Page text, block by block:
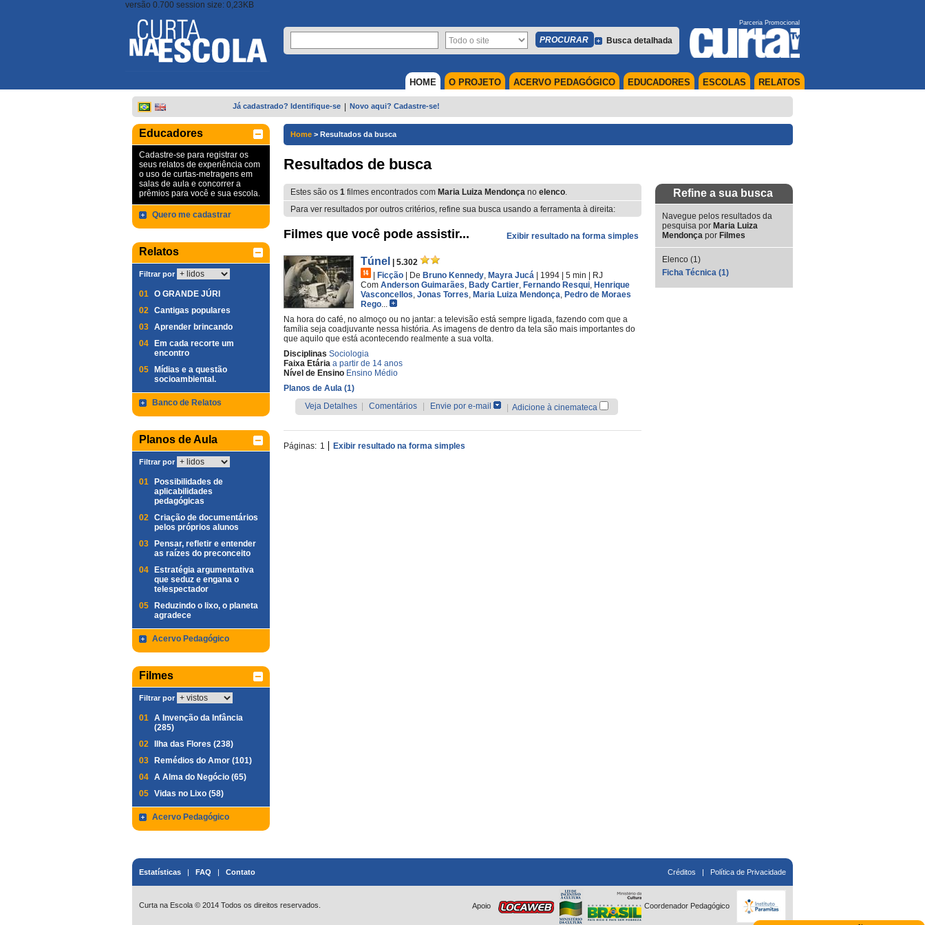
versão 0.700 session size: 0,23KB
Busca detalhada
Parceria Promocional
RELATOS
ESCOLAS
EDUCADORES
ACERVO PEDAGÓGICO
O PROJETO
HOME
Já cadastrado? Identifique-se Novo aqui? Cadastre-se!
Educadores
Cadastre-se para registrar os
seus relatos de experiência com
o uso de curtas-metragens em
salas de aula e concorrer a
prêmios para você e sua escola.
Quero me cadastrar
Relatos
Filtrar por
01 O GRANDE JÚRI
02 Cantigas populares
03 Aprender brincando
04
Em cada recorte um
encontro
05
Mídias e a questão
socioambiental.
Banco de Relatos
Planos de Aula
Filtrar por
01
Possibilidades de
aplicabilidades
pedagógicas
02 Criação de documentários
pelos próprios alunos
03
Pensar, refletir e entender
as raízes do preconceito
04
Estratégia argumentativa
que seduz e engana o
telespectador
05
Reduzindo o lixo, o planeta
agradece
Acervo Pedagógico
Filmes
Filtrar por
01 A Invenção da Infância
(285)
02
Ilha das Flores (238)
03
Remédios do Amor (101)
04 A Alma do Negócio (65)
05 Vidas no Lixo (58)
Acervo Pedagógico
Home > Resultados da busca
Resultados de busca
Estes são os 1 filmes encontrados com Maria Luiza Mendonça no elenco.
Para ver resultados por outros critérios, refine sua busca usando a ferramenta à direita:
Exibir resultado na forma simples
Filmes que você pode assistir...
Túnel
| 5.302
Ficção De Bruno Kennedy, Mayra Jucá | 1994 | 5 min
RJ
Com Anderson Guimarães, Bady Cartier, Fernando Resqui, Henrique
Vasconcellos, Jonas Torres, Maria Luiza Mendonça, Pedro de Moraes
Rego...
Na hora do café, no almoço ou no jantar: a televisão está sempre ligada, fazendo com que a
família seja coadjuvante nessa história. As imagens de dentro da tela são mais importantes do
que aquilo que está acontecendo realmente a sua volta.
Disciplinas Sociologia
Faixa Etária a partir de 14 anos
Nível de Ensino Ensino Médio
Planos de Aula (1)
Veja Detalhes
Comentários Envie por e-mail Adicione à cinemateca
Páginas: 1 Exibir resultado na forma simples
Refine a sua busca
Navegue pelos resultados da
pesquisa por Maria Luiza
Mendonça por Filmes
Elenco (1)
Ficha Técnica (1)
Estatísticas | FAQ | Contato Créditos | Política de Privacidade
Curta na Escola © 2014 Todos os direitos reservados. Apoio Coordenador Pedagógico